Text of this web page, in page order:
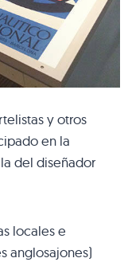
y otros
en la
del diseñador
locales e
anglosajones)